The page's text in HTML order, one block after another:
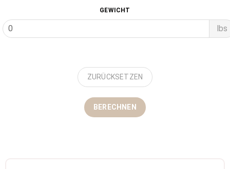
GEWICHT
lbs
ZURÜCKSETZEN
BERECHNEN